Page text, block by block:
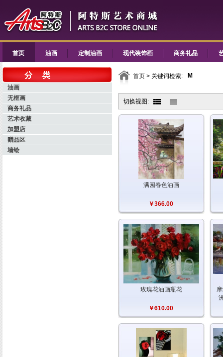
首页 油画 定制油画 现代装饰画 商务礼品
油画
无框画
商务礼品
艺术收藏
加盟店
赠品区
墙绘
首页 > 关键词检索: M
切换视图:
满园春色油画
￥366.00
玫瑰花油画瓶花
￥610.00